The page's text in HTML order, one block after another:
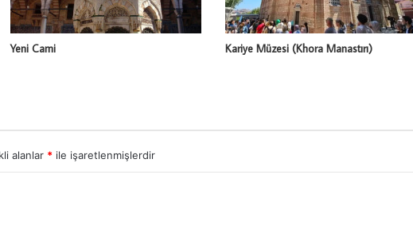
Yeni Cami Kariye Müzesi (Khora Manastırı)
alanlar * ile işaretlenmişlerdir